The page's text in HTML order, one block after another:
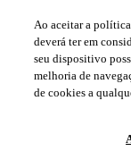
Ao aceitar a
deverá ter em
seu dispositivo
melhoria de
de cookies a